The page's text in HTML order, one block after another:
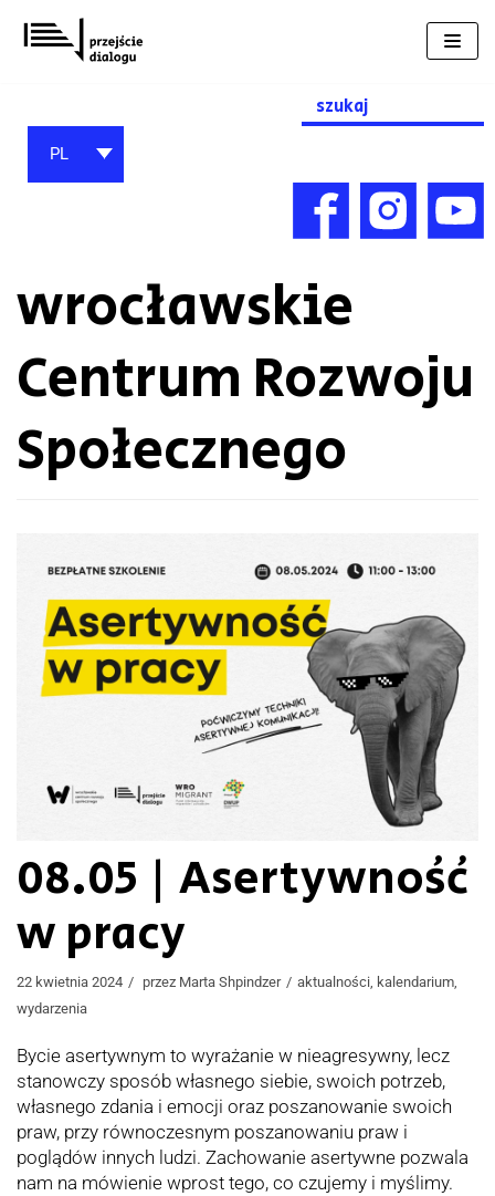
Przejdź
do
Search
for:
PL
wrocławskie
Centrum Rozwoju
Społecznego
08.05 | Asertywność
w pracy
22 kwietnia 2024 przez Marta Shpindzer aktualności, kalendarium,
wydarzenia
Bycie asertywnym to wyrażanie w nieagresywny, lecz
stanowczy sposób własnego siebie, swoich potrzeb,
własnego zdania i emocji oraz poszanowanie swoich
praw, przy równoczesnym poszanowaniu praw i
poglądów innych ludzi. Zachowanie asertywne pozwala
nam na mówienie wprost tego, co czujemy i myślimy.